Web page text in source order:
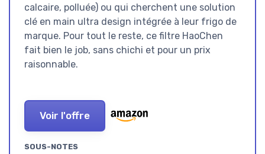
calcaire, polluée) ou qui cherchent une solution
clé en main ultra design intégrée à leur frigo de
marque. Pour tout le reste, ce filtre HaoChen
fait bien le job, sans chichi et pour un prix
raisonnable.
Voir l'offre
SOUS-NOTES